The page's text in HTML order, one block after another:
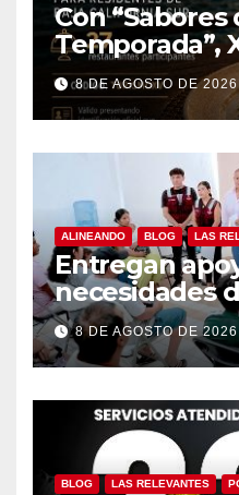
Con “Sabores
Temporada”,
Ayuntamiento
Canirac
local con
residentes de
8 DE AGOSTO DE
ALINEANDO BLOG LAS
Entregan
necesidades
familias de
8 DE AGOSTO DE 2026
BLOG LAS RELEVANTES